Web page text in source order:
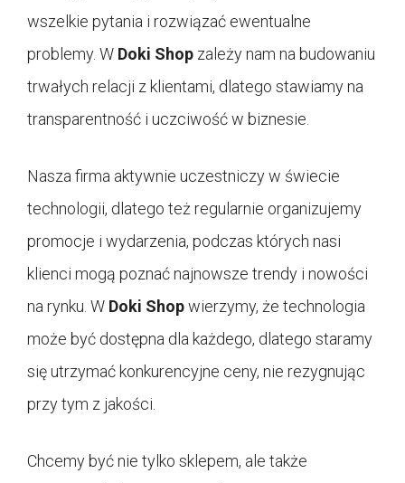
wszelkie pytania i rozwiązać ewentualne
problemy. W Doki Shop zależy nam na budowaniu
trwałych relacji z klientami, dlatego stawiamy na
transparentność i uczciwość w biznesie.
Nasza firma aktywnie uczestniczy w świecie
technologii, dlatego też regularnie organizujemy
promocje i wydarzenia, podczas których nasi
klienci mogą poznać najnowsze trendy i nowości
na rynku. W Doki Shopwierzymy, że technologia
może być dostępna dla każdego, dlatego staramy
się utrzymać konkurencyjne ceny, nie rezygnując
przy tym z jakości.
Chcemy być nie tylko sklepem, ale także